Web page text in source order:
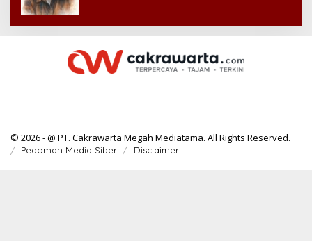
© 2026 - @ PT. Cakrawarta Megah Mediatama. All Rights Reserved.
Pedoman Media Siber Disclaimer